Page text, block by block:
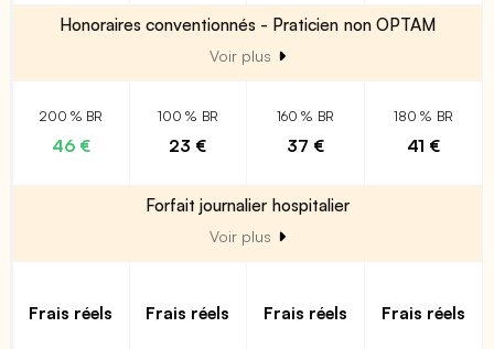
Honoraires conventionnés - Praticien non OPTAM
Voir plus
200 % BR
46 €
100 % BR
23 €
160 % BR
37 €
180 % BR
41 €
Forfait journalier hospitalier
Voir plus
Frais réels Frais réels Frais réels Frais réels